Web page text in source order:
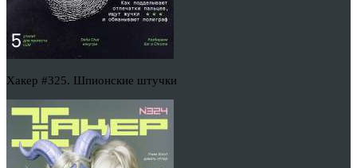
Хакер #325. Шпионские штучки